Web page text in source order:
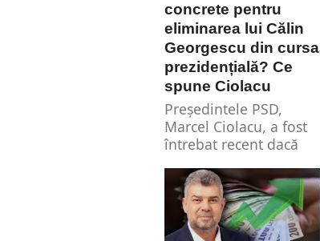
concrete pentru
eliminarea lui Călin
Georgescu din cursa
prezidențială? Ce
spune Ciolacu
Președintele PSD,
Marcel Ciolacu, a fost
întrebat recent dacă
pentru eliminarea lui
Călin...